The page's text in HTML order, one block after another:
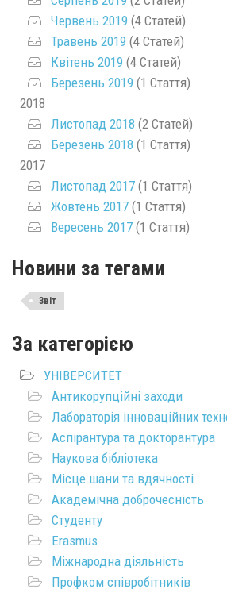
Червень 2019 (4 Статей)
Травень 2019 (4 Статей)
Квітень 2019 (4 Статей)
Березень 2019 (1 Стаття)
2018
Листопад 2018 (2 Статей)
Березень 2018 (1 Стаття)
2017
Листопад 2017 (1 Стаття)
Жовтень 2017 (1 Стаття)
Вересень 2017 (1 Стаття)
Новини за тегами
Звіт
За категорією
УНІВЕРСИТЕТ
Антикорупційні заходи
Лабораторія інноваційних
Аспірантура та докторантура
Наукова бібліотека
Місце шани та вдячності
Академічна доброчесність
Студенту
Erasmus
Міжнародна діяльність
Профком співробітників